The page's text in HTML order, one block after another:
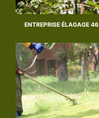
ENTREPRISE ÉLAGAGE 46